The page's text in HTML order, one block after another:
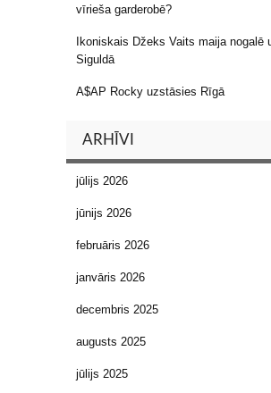
vīrieša garderobē?
Ikoniskais Džeks Vaits maija nogalē
Siguldā
A$AP Rocky uzstāsies Rīgā
ARHĪVI
jūlijs 2026
jūnijs 2026
februāris 2026
janvāris 2026
decembris 2025
augusts 2025
jūlijs 2025